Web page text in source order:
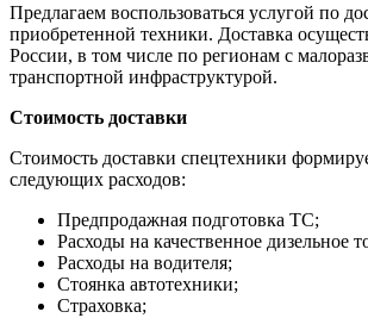
Предлагаем воспользоваться услугой по
приобретенной техники. Доставка
России, в том числе по регионам с
транспортной инфраструктурой.
Стоимость доставки
Стоимость доставки спецтехники
следующих расходов:
Предпродажная подготовка ТС;
Расходы на качественное дизельное
Расходы на водителя;
Стоянка автотехники;
Страховка;